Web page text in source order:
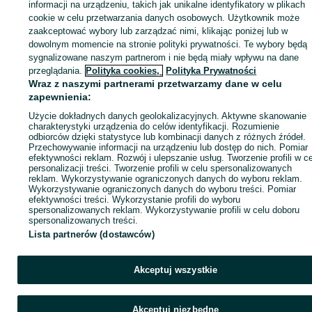
Zaloguj się lub załóż konto na OLX, aby skontaktować się z
sprzedającym
Zaloguj się / Załóż konto
informacji na urządzeniu, takich jak unikalne identyfikatory w plikach
cookie w celu przetwarzania danych osobowych. Użytkownik może
zaakceptować wybory lub zarządzać nimi, klikając poniżej lub w
dowolnym momencie na stronie polityki prywatności. Te wybory będą
sygnalizowane naszym partnerom i nie będą miały wpływu na dane
przeglądania. Polityka cookies, Polityka Prywatności
Wraz z naszymi partnerami przetwarzamy dane w celu
zapewnienia:
Użycie dokładnych danych geolokalizacyjnych. Aktywne skanowanie
charakterystyki urządzenia do celów identyfikacji. Rozumienie
odbiorców dzięki statystyce lub kombinacji danych z różnych źródeł.
Przechowywanie informacji na urządzeniu lub dostęp do nich. Pomiar
efektywności reklam. Rozwój i ulepszanie usług. Tworzenie profili w
personalizacji treści. Tworzenie profili w celu spersonalizowanych
reklam. Wykorzystywanie ograniczonych danych do wyboru reklam.
Wykorzystywanie ograniczonych danych do wyboru treści. Pomiar
efektywności treści. Wykorzystanie profili do wyboru
spersonalizowanych reklam. Wykorzystywanie profili w celu doboru
spersonalizowanych treści.
Lista partnerów (dostawców)
Akceptuj wszystkie
Akceptuj niezbędne